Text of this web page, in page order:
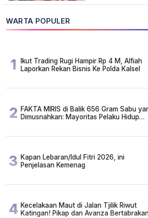
WARTA POPULER
1
Ikut Trading Rugi Hampir Rp 4 M, Alfiah
Laporkan Rekan Bisnis Ke Polda Kalsel
2 FAKTA MIRIS di Balik 656 Gram Sabu
Dimusnahkan: Mayoritas Pelaku Hidup
3 Kapan Lebaran/Idul Fitri 2026, ini
Penjelasan Kemenag
4 Kecelakaan Maut di Jalan Tjilik Riwut
Katingan! Pikap dan Avanza